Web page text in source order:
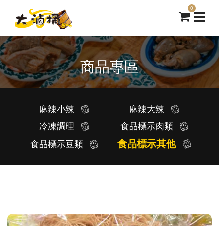
0
商品專區
麻辣小辣
麻辣大辣
冷凍調理
食品標示肉類
食品標示豆類
食品標示其他